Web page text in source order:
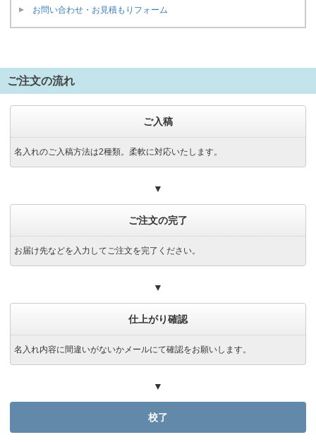
お問い合わせ・お見積もりフォーム
ご注文の流れ
ご入稿
名入れのご入稿方法は2種類。柔軟に対応いたします。
▼
ご注文の完了
お届け先などを入力してご注文を完了ください。
▼
仕上がり確認
名入れ内容に間違いがないかメールにて確認をお願いします。
▼
校了